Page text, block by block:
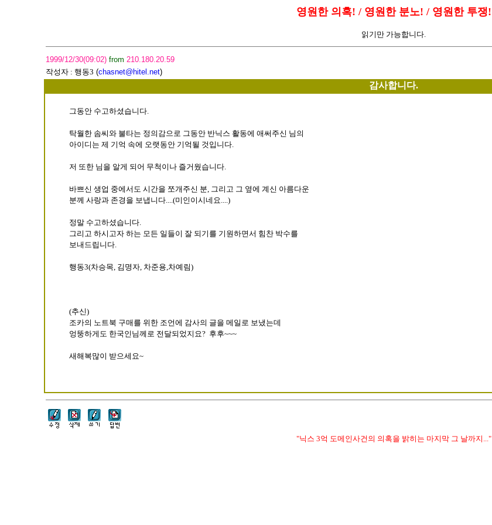
영원한 의혹! / 영원한 분노! / 영원한 투쟁!
읽기만 가능합니다.
1999/12/30(09:02)from 210.180.20.59
작성자 : 행동3 (chasnet@hitel.net)
감사합니다.
그동안 수고하셨습니다.
탁월한 솜씨와 불타는 정의감으로 그동안 반닉스 활동에 애써주신 님의
아이디는 제 기억 속에 오랫동안 기억될 것입니다.
저 또한 님을 알게 되어 무척이나 즐거웠습니다.
바쁘신 생업 중에서도 시간을 쪼개주신 분, 그리고 그 옆에 계신 아름다운
분께 사랑과 존경을 보냅니다....(미인이시네요....)
정말 수고하셨습니다.
그리고 하시고자 하는 모든 일들이 잘 되기를 기원하면서 힘찬 박수를
보내드립니다.
행동3(차승목, 김명자, 차준용,차예림)
(추신)
조카의 노트북 구매를 위한 조언에 감사의 글을 메일로 보냈는데
엉뚱하게도 한국인님께로 전달되었지요? 후후~~~
새해복많이 받으세요~
"닉스 3억 도메인사건의 의혹을 밝히는 마지막 그 날까지..."